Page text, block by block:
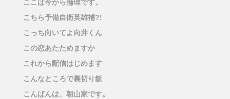
ここは今から倫理です。
こちら予備自衛英雄補?!
こっち向いてよ向井くん
この恋あたためますか
これから配信はじめます
こんなところで裏切り飯
こんばんは、朝山家です。